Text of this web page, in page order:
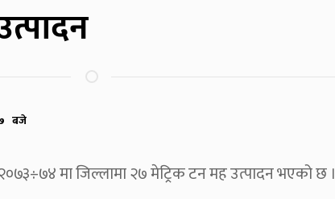
बजे
मा जिल्लामा २७ मेट्रिक टन मह उत्पादन भएको छ ।